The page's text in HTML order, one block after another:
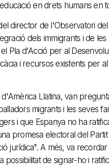
en drets humans en
director de l'Observatori
dels immigrants i de
Pla d'Acció per al
i recursos existents per
Llatina, van
migrants i les seves
i que Espanya no ha
promesa electoral del
jurídica". A més, va
possibilitat de signar-ho i